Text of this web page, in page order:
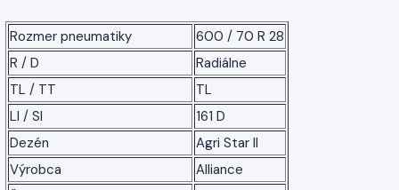
Rozmer pneumatiky
600 / 70 R 28
R / D
Radiálne
TL / TT
TL
LI / SI
161 D
Dezén
Agri Star II
Výrobca
Alliance